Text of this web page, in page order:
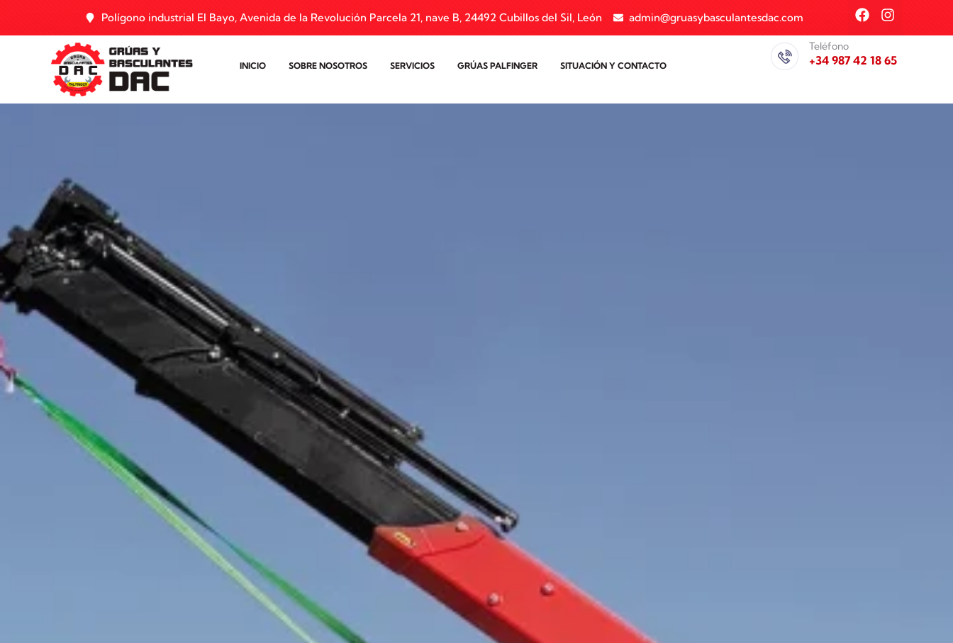
Polígono industrial El Bayo, Avenida de la Revolución Parcela 21, nave B, 24492 Cubillos del Sil, León admin@gruasybasculantesdac.com
INICIO SOBRE NOSOTROS SERVICIOS GRÚAS PALFINGER SITUACIÓN Y CONTACTO
Teléfono
+34 987 42 18 65